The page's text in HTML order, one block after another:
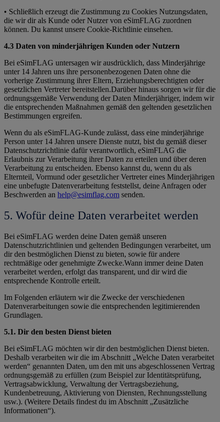
• Schließlich erzeugt die Zustimmung zu Cookies Nutzungsdaten,
die wir dir als Kunde oder Nutzer von eSimFLAG zuordnen
können. Du kannst unsere Cookie-Richtlinie einsehen.
4.3 Daten von minderjährigen Kunden oder Nutzern
Bei eSimFLAG untersagen wir ausdrücklich, dass Minderjährige
unter 14 Jahren uns ihre personenbezogenen Daten ohne die
vorherige Zustimmung ihrer Eltern, Erziehungsberechtigten oder
gesetzlichen Vertreter bereitstellen.Darüber hinaus sorgen wir für die
ordnungsgemäße Verwendung der Daten Minderjähriger, indem wir
die entsprechenden Maßnahmen gemäß den geltenden gesetzlichen
Bestimmungen ergreifen.
Wenn du als eSimFLAG-Kunde zulässt, dass eine minderjährige
Person unter 14 Jahren unsere Dienste nutzt, bist du gemäß dieser
Datenschutzrichtlinie dafür verantwortlich, eSimFLAG die
Erlaubnis zur Verarbeitung ihrer Daten zu erteilen und über deren
Verarbeitung zu entscheiden. Ebenso kannst du, wenn du als
Elternteil, Vormund oder gesetzlicher Vertreter eines Minderjährigen
eine unbefugte Datenverarbeitung feststellst, deine Anfragen oder
Beschwerden an help@esimflag.com senden.
5. Wofür deine Daten verarbeitet werden
Bei eSimFLAG werden deine Daten gemäß unseren
Datenschutzrichtlinien und geltenden Bedingungen verarbeitet, um
dir den bestmöglichen Dienst zu bieten, sowie für andere
rechtmäßige oder genehmigte Zwecke.Wann immer deine Daten
verarbeitet werden, erfolgt das transparent, und dir wird die
entsprechende Kontrolle erteilt.
Im Folgenden erläutern wir die Zwecke der verschiedenen
Datenverarbeitungen sowie die entsprechenden legitimierenden
Grundlagen.
5.1. Dir den besten Dienst bieten
Bei eSimFLAG möchten wir dir den bestmöglichen Dienst bieten.
Deshalb verarbeiten wir die im Abschnitt „Welche Daten verarbeitet
werden“ genannten Daten, um den mit uns abgeschlossenen Vertrag
ordnungsgemäß zu erfüllen (zum Beispiel zur Identitätsprüfung,
Vertragsabwicklung, Verwaltung der Vertragsbeziehung,
Kundenbetreuung, Aktivierung von Diensten, Rechnungsstellung
usw.). (Weitere Details findest du im Abschnitt „Zusätzliche
Informationen“).